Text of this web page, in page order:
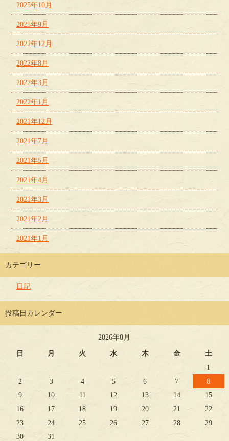
2025年10月
2025年9月
2022年12月
2022年8月
2022年3月
2022年1月
2021年12月
2021年7月
2021年5月
2021年4月
2021年3月
2021年2月
2021年1月
カテゴリー
日記
投稿日カレンダー
2026年8月
日 月 火 水 木 金
土
1
2
3 4 5 6 7
8
9
10 11 12 13 14
15
16
17 18 19 20 21
22
23
24 25 26 27 28
29
30
31